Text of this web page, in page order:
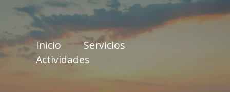
Inicio
Servicios
Actividades